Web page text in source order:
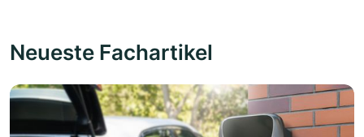
Neueste Fachartikel